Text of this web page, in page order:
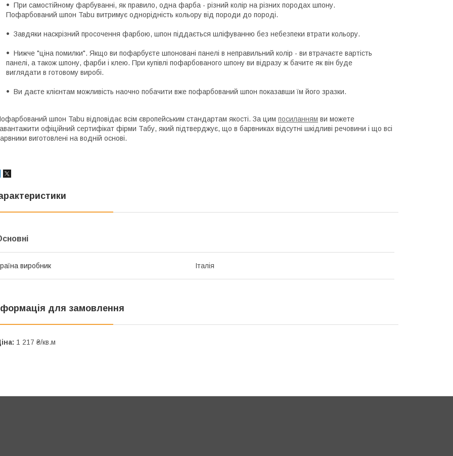
При самостійному фарбуванні, як правило, одна фарба - різний колір на різних породах шпону.
Пофарбований шпон Tabu витримує однорідність кольору від породи до породі.
Завдяки наскрізний просочення фарбою, шпон піддається шліфуванню без небезпеки втрати кольору.
Нижче "ціна помилки". Якщо ви пофарбуєте шпоновані панелі в неправильний колір - ви втрачаєте вартість
панелі, а також шпону, фарби і клею. При купівлі пофарбованого шпону ви відразу ж бачите як він буде
виглядати в готовому виробі.
Ви даєте клієнтам можливість наочно побачити вже пофарбований шпон показавши їм його зразки.
шпон Tabu відповідає всім європейським стандартам якості. За цим посиланням ви можете
офіційний сертифікат фірми Табу, який підтверджує, що в барвниках відсутні шкідливі речовини і що всі
виготовлені на водній основі.
виробник Італія
для замовлення
1 217 ₴/кв.м